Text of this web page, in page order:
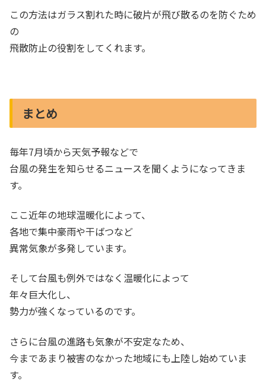
この方法はガラス割れた時に破片が飛び散るのを防ぐため
の
飛散防止の役割をしてくれます。
まとめ
毎年7月頃から天気予報などで
台風の発生を知らせるニュースを聞くようになってきま
す。
ここ近年の地球温暖化によって、
各地で集中豪雨や干ばつなど
異常気象が多発しています。
そして台風も例外ではなく温暖化によって
年々巨大化し、
勢力が強くなっているのです。
さらに台風の進路も気象が不安定なため、
今まであまり被害のなかった地域にも上陸し始めていま
す。